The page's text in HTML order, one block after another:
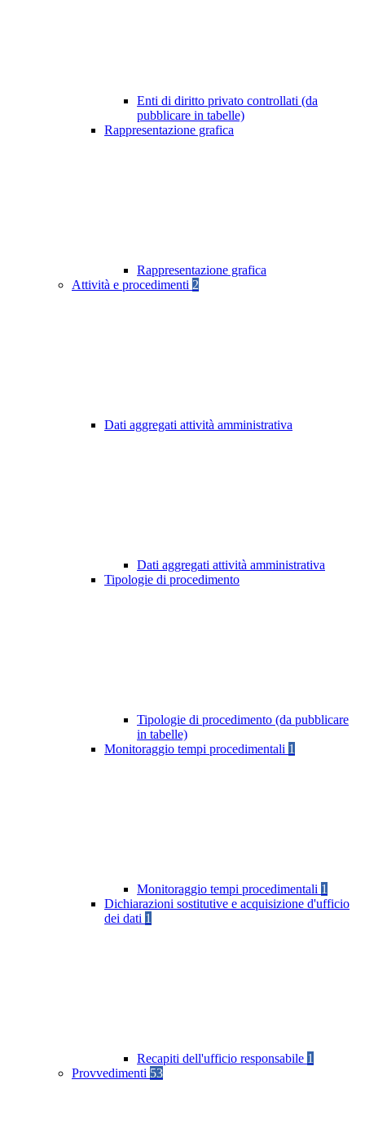
Enti di diritto privato controllati (da
pubblicare in tabelle)
Rappresentazione grafica
Rappresentazione grafica
Attività e procedimenti 2
Dati aggregati attività amministrativa
Dati aggregati attività amministrativa
Tipologie di procedimento
Tipologie di procedimento (da pubblicare
in tabelle)
Monitoraggio tempi procedimentali 1
Monitoraggio tempi procedimentali 1
Dichiarazioni sostitutive e acquisizione d'ufficio
dei dati 1
Recapiti dell'ufficio responsabile 1
Provvedimenti 53